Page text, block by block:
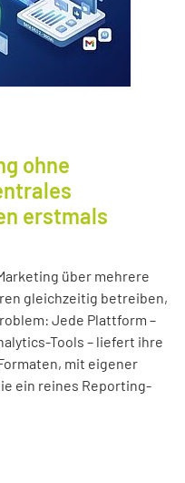
ohne
erstmals
über mehrere
gleichzeitig betreiben,
Jede Plattform –
Tools – liefert ihre
mit eigener
ein reines Reporting-